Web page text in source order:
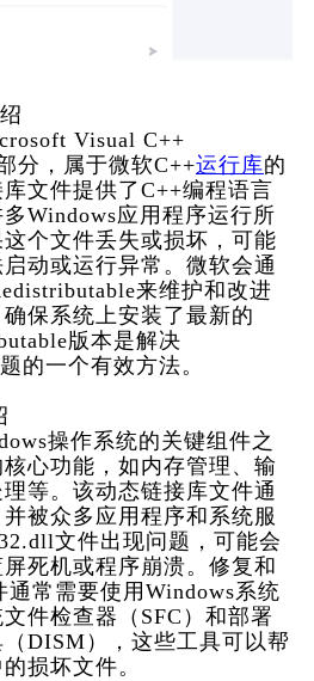
Visual C++
分，属于微软C++运行库的
文件提供了C++编程语言
Windows应用程序运行所
个文件丢失或损坏，可能
动或运行异常。微软会通
来维护和改进
保系统上安装了最新的
版本是解决
的一个有效方法。
操作系统的关键组件之
心功能，如内存管理、输
等。该动态链接库文件通
被众多应用程序和系统服
文件出现问题，可能会
死机或程序崩溃。修复和
常需要使用Windows系统
件检查器（SFC）和部署
DISM），这些工具可以帮
损坏文件。